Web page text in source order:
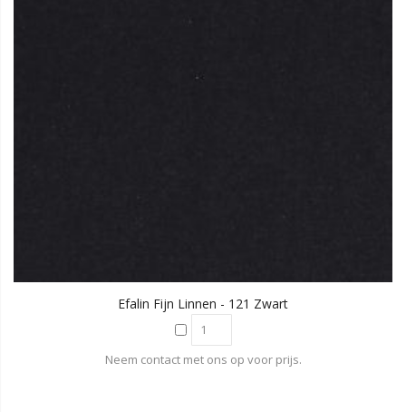
Efalin Fijn Linnen - 121 Zwart
Neem contact met ons op voor prijs.